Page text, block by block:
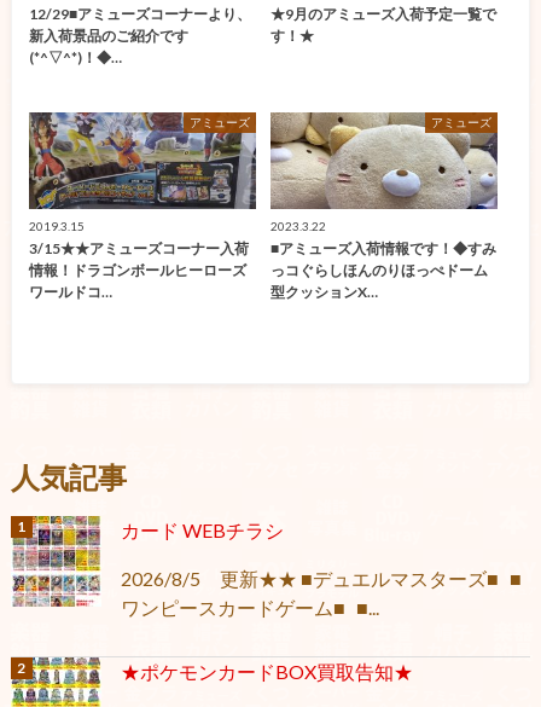
12/29■アミューズコーナーより、
新入荷景品のご紹介です
(*^▽^*)！◆…
★9月のアミューズ入荷予定一覧で
す！★
アミューズ
2019.3.15
3/15★★アミューズコーナー入荷
情報！ドラゴンボールヒーローズ
ワールドコ…
アミューズ
2023.3.22
■アミューズ入荷情報です！◆すみ
っコぐらしほんのりほっぺドーム
型クッションX…
人気記事
カード WEBチラシ
2026/8/5 更新★★ ■デュエルマスターズ■ ■
ワンピースカードゲーム■ ■...
★ポケモンカードBOX買取告知★